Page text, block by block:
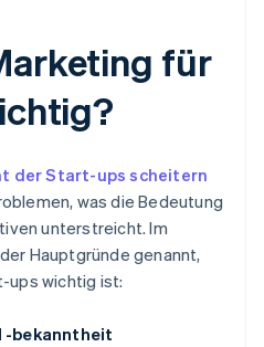
für
der Start-ups scheitern
was die Bedeutung
unterstreicht. Im
Hauptgründe genannt,
ups wichtig ist:
-bekanntheit